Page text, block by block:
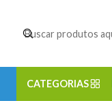
CATEGORIAS